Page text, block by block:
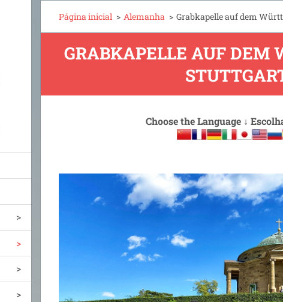
Página inicial > Alemanha > Grabkapelle auf dem
GRABKAPELLE AUF DEM
Choose the Language ↓